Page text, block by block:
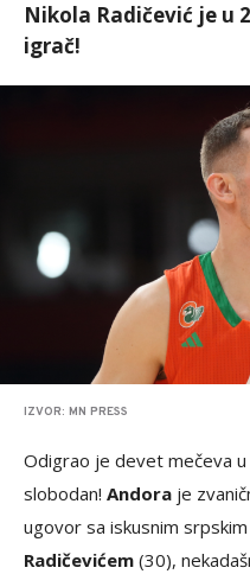
Nikola Radičević je u
igrač!
IZVOR: MN PRESS
Odigrao je devet mečeva u
slobodan! Andora je
ugovor sa iskusnim
Radičevićem (30),